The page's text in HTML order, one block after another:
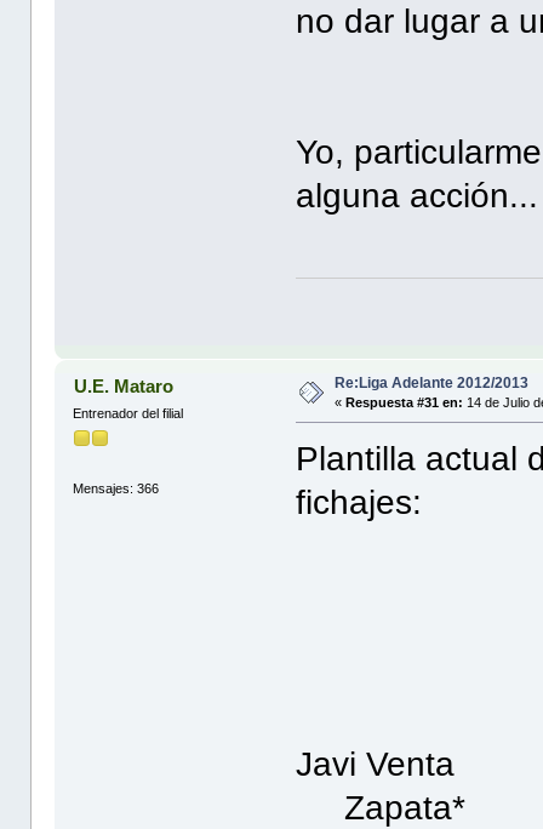
no dar lugar a
Yo,
alguna acción...
U.E. Mataro
Entrenador del filial
Mensajes: 366
Re:Liga Adelante 2012/2013
«Respuesta #31 en: 14 de Julio
Plantilla actual
fichajes:
Javi
Zapata*